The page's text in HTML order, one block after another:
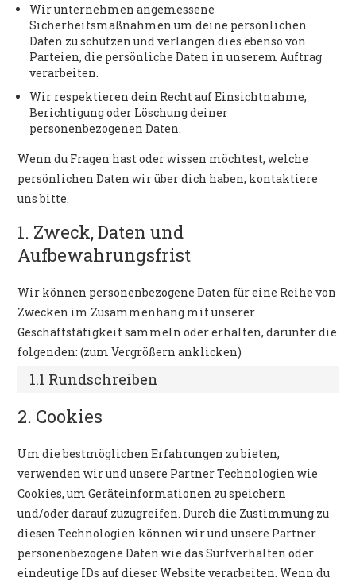
Wir unternehmen angemessene
Sicherheitsmaßnahmen um deine persönlichen
Daten zu schützen und verlangen dies ebenso von
Parteien, die persönliche Daten in unserem Auftrag
verarbeiten.
Wir respektieren dein Recht auf Einsichtnahme,
Berichtigung oder Löschung deiner
personenbezogenen Daten.
Wenn du Fragen hast oder wissen möchtest, welche
persönlichen Daten wir über dich haben, kontaktiere
uns bitte.
1. Zweck, Daten und
Aufbewahrungsfrist
Wir können personenbezogene Daten für eine Reihe von
Zwecken im Zusammenhang mit unserer
Geschäftstätigkeit sammeln oder erhalten, darunter die
folgenden: (zum Vergrößern anklicken)
1.1 Rundschreiben
2. Cookies
Um die bestmöglichen Erfahrungen zu bieten,
verwenden wir und unsere Partner Technologien wie
Cookies, um Geräteinformationen zu speichern
und/oder darauf zuzugreifen. Durch die Zustimmung zu
diesen Technologien können wir und unsere Partner
personenbezogene Daten wie das Surfverhalten oder
eindeutige IDs auf dieser Website verarbeiten. Wenn du